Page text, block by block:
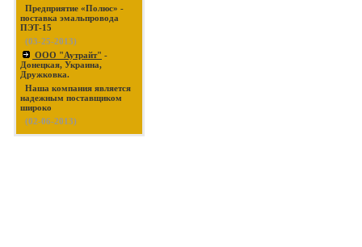
Предприятие «Полюс» -
поставка эмальпровода
ПЭТ-15
(03-25-2013)
ООО "Аутрайт" -
Донецкая, Украина,
Дружковка.
Наша компания является
надежным поставщиком
широко
(02-06-2013)